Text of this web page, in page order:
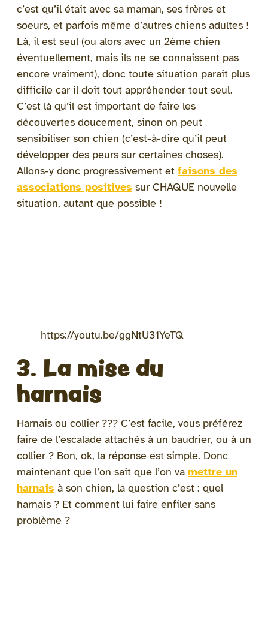
c’est qu’il était avec sa maman, ses frères et
soeurs, et parfois même d’autres chiens adultes !
Là, il est seul (ou alors avec un 2ème chien
éventuellement, mais ils ne se connaissent pas
encore vraiment), donc toute situation parait plus
difficile car il doit tout appréhender tout seul.
C’est là qu’il est important de faire les
découvertes doucement, sinon on peut
sensibiliser son chien (c’est-à-dire qu’il peut
développer des peurs sur certaines choses).
Allons-y donc progressivement et faisons des
associations positives sur CHAQUE nouvelle
situation, autant que possible !
https://youtu.be/ggNtU31YeTQ
3. La mise du
harnais
Harnais ou collier ??? C’est facile, vous préférez
faire de l’escalade attachés à un baudrier, ou à un
collier ? Bon, ok, la réponse est simple. Donc
maintenant que l’on sait que l’on va mettre un
harnais à son chien, la question c’est : quel
harnais ? Et comment lui faire enfiler sans
problème ?